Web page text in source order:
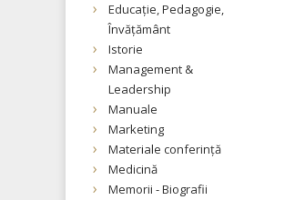
Educație, Pedagogie,
Învățământ
Istorie
Management &
Leadership
Manuale
Marketing
Materiale conferință
Medicină
Memorii - Biografii